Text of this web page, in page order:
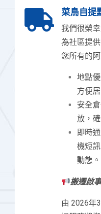
菜鳥自提
我們很榮
為社區提
您所有的
地點
方便
安全
放，
即時
機短
動態。
搬遷啟
由 2026年